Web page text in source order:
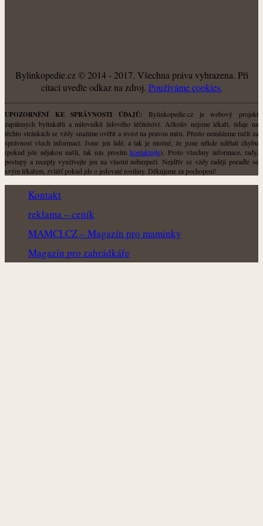
Bylinkopedie.cz © 2014 - 2017. Všechna práva vyhrazena. Při
citaci uveďte odkaz na zdroj. Použiváme cookies.
UPOZORNĚNÍ KE SPRÁVNOSTI ÚDAJŮ: Bylinkopedie.cz je webový projekt
zapálených bylinkářů a milovníků lidového léčitelství. Ačkoliv nejsme lékaři, údaje na
těchto stránkách se vždy snažíme ověřit a uvést na pravou míru. Přesto nemůžeme ručit za
správnost všech informací. Jsme jen lidé, a tak je možné, že jsme někde udělali chybu
(pokud jste nějakou našli, tak nás prosímkontaktujte). Proto všechny informace, rady,
postupy a recepty využívejte jen na vlastní nebezpečí. Nejdřív se vždy raději poraďte se
svým lékařem, zvlášť pokud jde o jedovaté rostliny. Děkujeme za pochopení!
Kontakt
reklama – ceník
MAMCI.CZ – Magazín pro maminky
Magazín pro zahrádkáře